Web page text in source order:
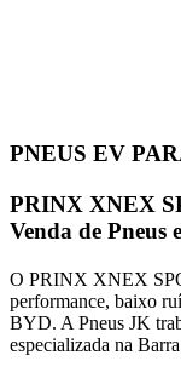
PNEUS EV
PRINX XNEX
Venda de Pneus
O PRINX XNEX
performance, baixo
BYD. A Pneus JK
especializada na